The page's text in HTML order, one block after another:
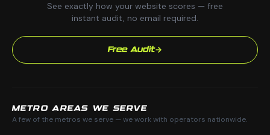
See exactly how your website scores — free
instant audit, no email required.
Free Audit
METRO AREAS WE SERVE
A few of the metros we serve — we work with operators nationwide.